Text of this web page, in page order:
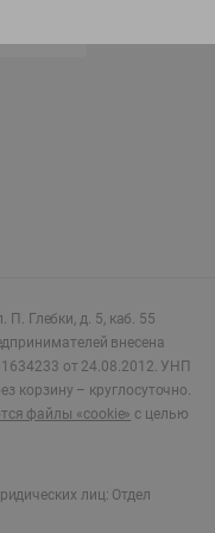
П. Глебки, д. 5, каб. 55
внесена
от 24.08.2012. УНП
корзину – круглосуточно.
файлы «cookie» с целью
лиц: Отдел